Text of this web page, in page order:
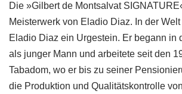
Die »Gilbert de Montsalvat
Meisterwerk von Eladio Diaz. In der
Eladio Diaz ein Urgestein. Er begann in
als junger Mann und arbeitete seit den
Tabadom, wo er bis zu seiner
die Produktion und Qualitätskontrolle